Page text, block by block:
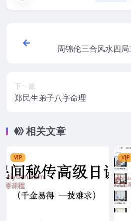
周锦伦三合风水四
下一篇
郑民生弟子八字命理
相关文章
VIP VIP